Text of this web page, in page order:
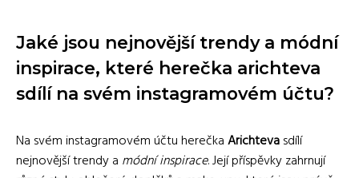
Jaké jsou nejnovější trendy a módní
inspirace, které herečka arichteva
sdílí na svém instagramovém účtu?
Na svém instagramovém účtu herečkaArichtevasdílí
nejnovější trendy a módní inspirace. Její příspěvky zahrnují